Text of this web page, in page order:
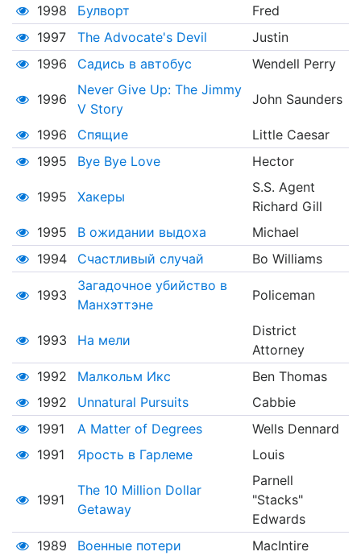
1998
Булворт
Fred
1997
The Advocate's Devil
Justin
1996
Садись в автобус Wendell Perry
1996
Never Give Up: The Jimmy
V Story
John Saunders
1996 Спящие
Little Caesar
1995
Bye Bye Love Hector
1995 Хакеры
S.S. Agent
Richard Gill
1995
В ожидании выдоха
Michael
1994
Счастливый случай Bo Williams
1993
Загадочное убийство в
Манхэттэне
Policeman
1993 На мели
District
Attorney
1992
Малкольм Икс
Ben Thomas
1992
Unnatural Pursuits
Cabbie
1991
A Matter of Degrees
Wells Dennard
1991
Ярость в Гарлеме Louis
1991
The 10 Million Dollar
Getaway
Parnell
"Stacks"
Edwards
1989
Военные потери
MacIntire